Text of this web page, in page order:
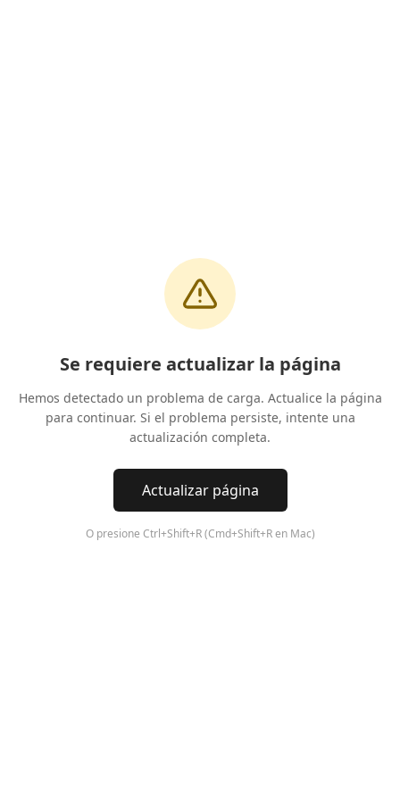
Se requiere actualizar la página
Hemos detectado un problema de carga. Actualice la página
para continuar. Si el problema persiste, intente una
actualización completa.
Actualizar página
O presione Ctrl+Shift+R (Cmd+Shift+R en Mac)